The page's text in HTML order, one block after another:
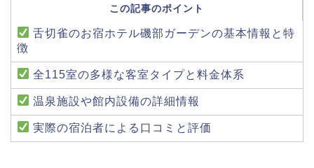
この記事のポイント
舌切雀のお宿ホテル磯部ガーデンの基本情報と特
徴
全115室の多様な客室タイプと料金体系
温泉施設や館内設備の詳細情報
実際の宿泊者による口コミと評価